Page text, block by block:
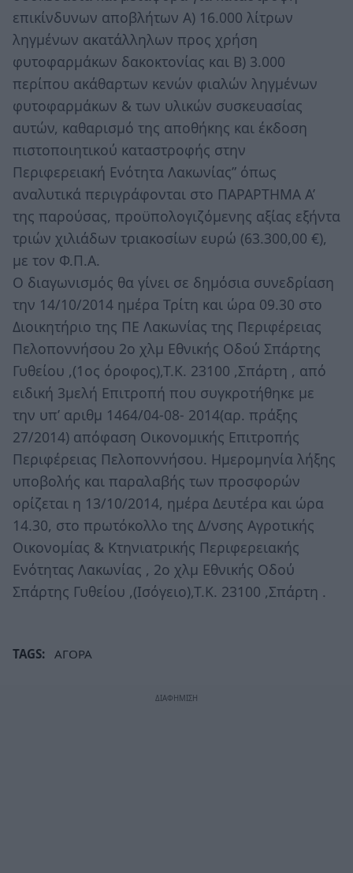
επικίνδυνων αποβλήτων Α) 16.000 λίτρων
ληγμένων ακατάλληλων προς χρήση
φυτοφαρμάκων δακοκτονίας και Β) 3.000
περίπου ακάθαρτων κενών φιαλών ληγμένων
φυτοφαρμάκων & των υλικών συσκευασίας
αυτών, καθαρισμό της αποθήκης και έκδοση
πιστοποιητικού καταστροφής στην
Περιφερειακή Ενότητα Λακωνίας” όπως
αναλυτικά περιγράφονται στο ΠΑΡΑΡΤΗΜΑ Α’
της παρούσας, προϋπολογιζόμενης αξίας εξήντα
τριών χιλιάδων τριακοσίων ευρώ (63.300,00 €),
με τον Φ.Π.Α.
Ο διαγωνισμός θα γίνει σε δημόσια συνεδρίαση
την 14/10/2014 ημέρα Τρίτη και ώρα 09.30 στο
Διοικητήριο της ΠΕ Λακωνίας της Περιφέρειας
Πελοποννήσου 2ο χλμ Εθνικής Οδού Σπάρτης
Γυθείου ,(1ος όροφος),Τ.Κ. 23100 ,Σπάρτη , από
ειδική 3μελή Επιτροπή που συγκροτήθηκε με
την υπ’ αριθμ 1464/04-08- 2014(αρ. πράξης
27/2014) απόφαση Οικονομικής Επιτροπής
Περιφέρειας Πελοποννήσου. Ημερομηνία λήξης
υποβολής και παραλαβής των προσφορών
ορίζεται η 13/10/2014, ημέρα Δευτέρα και ώρα
14.30, στο πρωτόκολλο της Δ/νσης Αγροτικής
Οικονομίας & Κτηνιατρικής Περιφερειακής
Ενότητας Λακωνίας , 2ο χλμ Εθνικής Οδού
Σπάρτης Γυθείου ,(Ισόγειο),Τ.Κ. 23100 ,Σπάρτη .
TAGS: ΑΓΟΡΑ